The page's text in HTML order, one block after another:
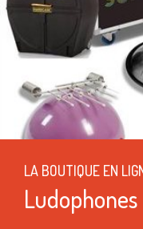
LA BOUTIQUE EN
Ludophones